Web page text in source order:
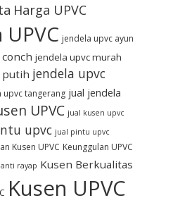
Harga UPVC
UPVC jendela upvc ayun
jendela upvc murah
putih jendela upvc
upvc tangerang jual jendela
UPVC jual kusen upvc
upvc jual pintu upvc
Kusen UPVC Keunggulan UPVC
rayap Kusen Berkualitas
Kusen UPVC